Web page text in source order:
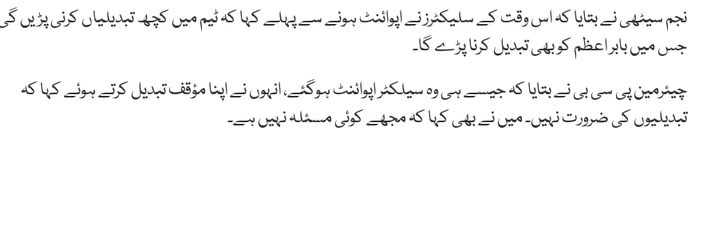
نجم سیٹھی نے بتایا کہ اس وقت کے سلیکٹرز نے اپوائنٹ ہونے سے پہلے کہا کہ ٹیم میں کچھ تبدیلیاں کرنی پڑیں
جس میں بابر اعظم کو بھی تبدیل کرنا پڑے گا۔
چیئرمین پی سی بی نے بتایا کہ جیسے ہی وہ سیلکٹر اپوائنٹ ہوگئے، انہوں نے اپنا مؤقف تبدیل کرتے ہوئے کہا کہ
تبدیلیوں کی ضرورت نہیں۔ میں نے بھی کہا کہ مجھے کوئی مسئلہ نہیں ہے۔